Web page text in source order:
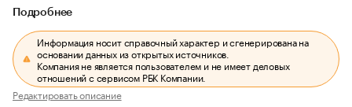
Подробнее
Информация носит справочный характер и сгенерирована на
основании данных из открытых источников.
Компания не является пользователем и не имеет деловых
отношений с сервисом РБК Компании.
Редактировать описание